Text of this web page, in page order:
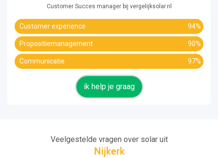
Customer Succes manager bij vergelijksolar.nl
Customer experience 94%
Propositiemanagement 90%
Communicatie 97%
ik help je graag
Veelgestelde vragen over solar uit
Nijkerk